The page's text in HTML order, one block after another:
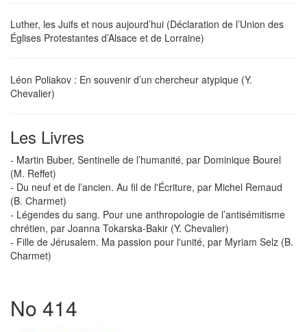
Luther, les Juifs et nous aujourd’hui (Déclaration de l’Union des
Églises Protestantes d’Alsace et de Lorraine)
Léon Poliakov : En souvenir d’un chercheur atypique (Y.
Chevalier)
Les Livres
- Martin Buber, Sentinelle de l’humanité, par Dominique Bourel
(M. Reffet)
- Du neuf et de l’ancien. Au fil de l'Écriture, par Michel Remaud
(B. Charmet)
- Légendes du sang. Pour une anthropologie de l’antisémitisme
chrétien, par Joanna Tokarska-Bakir (Y. Chevalier)
- Fille de Jérusalem. Ma passion pour l'unité, par Myriam Selz (B.
Charmet)
No 414